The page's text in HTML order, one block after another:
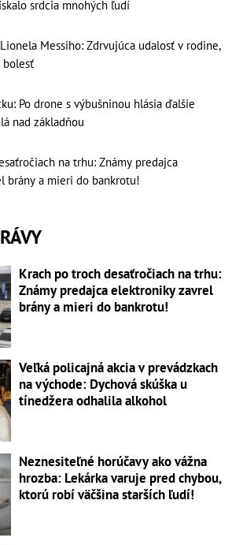
srdcia mnohých ľudí
Messiho: Zdrvujúca udalosť v rodine,
bolesť
Po drone s výbušninou hlásia ďalšie
nad základňou
na trhu: Známy predajca
brány a mieri do bankrotu!
Krach po troch desaťročiach na trhu:
Známy predajca elektroniky zavrel
brány a mieri do bankrotu!
Veľká policajná akcia v prevádzkach
na východe: Dychová skúška u
tínedžera odhalila alkohol
Neznesiteľné horúčavy ako vážna
hrozba: Lekárka varuje pred chybou,
ktorú robí väčšina starších ľudí!